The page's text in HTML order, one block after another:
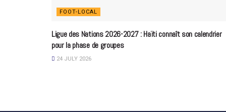
FOOT-LOCAL
Ligue des Nations 2026-2027 : Haïti connaît son calendrier
pour la phase de groupes
24 JULY 2026